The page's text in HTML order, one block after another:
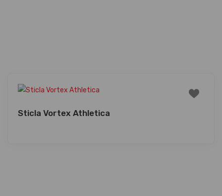
Sticla Vortex Athletica